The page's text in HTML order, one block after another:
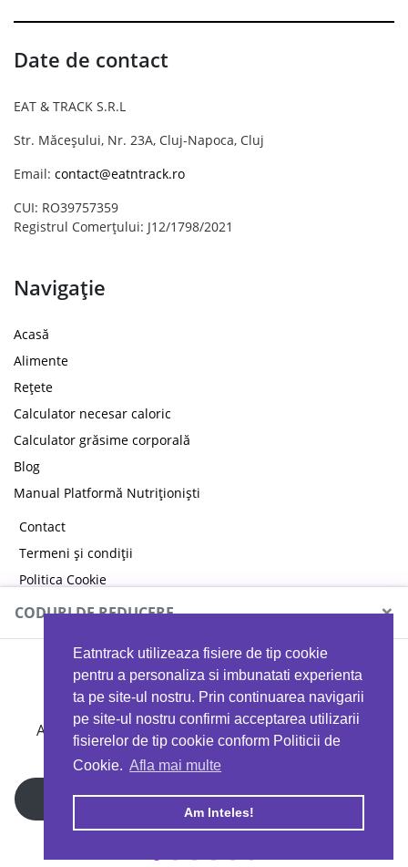
Eatntrack utilizeaza fisiere de tip cookie
pentru a personaliza si imbunatati experienta
ta pe site-ul nostru. Prin continuarea navigarii
pe site-ul nostru confirmi acceptarea utilizarii
fisierelor de tip cookie conform Politicii de
Cookie. Afla mai multe
Am Inteles!
Date de contact
EAT & TRACK S.R.L
Str. Măceșului, Nr. 23A, Cluj-Napoca, Cluj
Email: contact@eatntrack.ro
CUI: RO39757359
Registrul Comerțului: J12/1798/2021
Navigație
Acasă
Alimente
Rețete
Calculator necesar caloric
Calculator grăsime corporală
Blog
Manual Platformă Nutriționiști
Contact
Termeni și condiții
Politica Cookie
Politica de confidențialitate
Copyright © 2026 EAT & TRACK S.R.L
CODURI DE REDUCERE ×
MYPROTEIN
Ai 40%reducere la orice comandă folosind codul
EATTRACK
Profită acum